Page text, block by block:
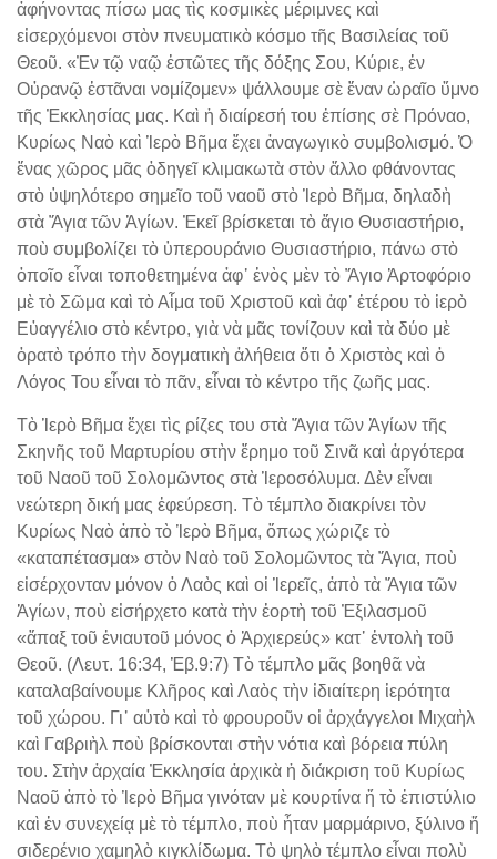
ἀφήνοντας πίσω μας τὶς κοσμικὲς μέριμνες καὶ
εἰσερχόμενοι στὸν πνευματικὸ κόσμο τῆς Βασιλείας τοῦ
Θεοῦ. «Ἐν τῷ ναῷ ἑστῶτες τῆς δόξης Σου, Κύριε, ἐν
Οὐρανῷ ἑστᾶναι νομίζομεν» ψάλλουμε σὲ ἕναν ὡραῖο ὕμνο
τῆς Ἐκκλησίας μας. Καὶ ἡ διαίρεσή του ἐπίσης σὲ Πρόναο,
Κυρίως Ναὸ καὶ Ἱερὸ Βῆμα ἔχει ἀναγωγικὸ συμβολισμό. Ὁ
ἕνας χῶρος μᾶς ὁδηγεῖ κλιμακωτὰ στὸν ἄλλο φθάνοντας
στὸ ὑψηλότερο σημεῖο τοῦ ναοῦ στὸ Ἱερὸ Βῆμα, δηλαδὴ
στὰ Ἅγια τῶν Ἁγίων. Ἐκεῖ βρίσκεται τὸ ἅγιο Θυσιαστήριο,
ποὺ συμβολίζει τὸ ὑπερουράνιο Θυσιαστήριο, πάνω στὸ
ὁποῖο εἶναι τοποθετημένα ἀφ᾽ ἑνὸς μὲν τὸ Ἅγιο Ἀρτοφόριο
μὲ τὸ Σῶμα καὶ τὸ Αἷμα τοῦ Χριστοῦ καὶ ἀφ᾽ ἑτέρου τὸ ἱερὸ
Εὐαγγέλιο στὸ κέντρο, γιὰ νὰ μᾶς τονίζουν καὶ τὰ δύο μὲ
ὁρατὸ τρόπο τὴν δογματικὴ ἀλήθεια ὅτι ὁ Χριστὸς καὶ ὁ
Λόγος Του εἶναι τὸ πᾶν, εἶναι τὸ κέντρο τῆς ζωῆς μας.
Τὸ Ἱερὸ Βῆμα ἔχει τὶς ρίζες του στὰ Ἅγια τῶν Ἁγίων τῆς
Σκηνῆς τοῦ Μαρτυρίου στὴν ἔρημο τοῦ Σινᾶ καὶ ἀργότερα
τοῦ Ναοῦ τοῦ Σολομῶντος στὰ Ἱεροσόλυμα. Δὲν εἶναι
νεώτερη δική μας ἐφεύρεση. Τὸ τέμπλο διακρίνει τὸν
Κυρίως Ναὸ ἀπὸ τὸ Ἱερὸ Βῆμα, ὅπως χώριζε τὸ
«καταπέτασμα» στὸν Ναὸ τοῦ Σολομῶντος τὰ Ἅγια, ποὺ
εἰσέρχονταν μόνον ὁ Λαὸς καὶ οἱ Ἱερεῖς, ἀπὸ τὰ Ἅγια τῶν
Ἁγίων, ποὺ εἰσήρχετο κατὰ τὴν ἑορτὴ τοῦ Ἐξιλασμοῦ
«ἅπαξ τοῦ ἐνιαυτοῦ μόνος ὁ Ἀρχιερεύς» κατ᾽ ἐντολὴ τοῦ
Θεοῦ. (Λευτ. 16:34, Ἑβ.9:7) Τὸ τέμπλο μᾶς βοηθᾶ νὰ
καταλαβαίνουμε Κλῆρος καὶ Λαὸς τὴν ἰδιαίτερη ἱερότητα
τοῦ χώρου. Γι᾽ αὐτὸ καὶ τὸ φρουροῦν οἱ ἀρχάγγελοι Μιχαὴλ
καὶ Γαβριὴλ ποὺ βρίσκονται στὴν νότια καὶ βόρεια πύλη
του. Στὴν ἀρχαία Ἐκκλησία ἀρχικὰ ἡ διάκριση τοῦ Κυρίως
Ναοῦ ἀπὸ τὸ Ἱερὸ Βῆμα γινόταν μὲ κουρτίνα ἤ τὸ ἐπιστύλιο
καὶ ἐν συνεχείᾳ μὲ τὸ τέμπλο, ποὺ ἦταν μαρμάρινο, ξύλινο ἤ
σιδερένιο χαμηλὸ κιγκλίδωμα. Τὸ ψηλὸ τέμπλο εἶναι πολὺ